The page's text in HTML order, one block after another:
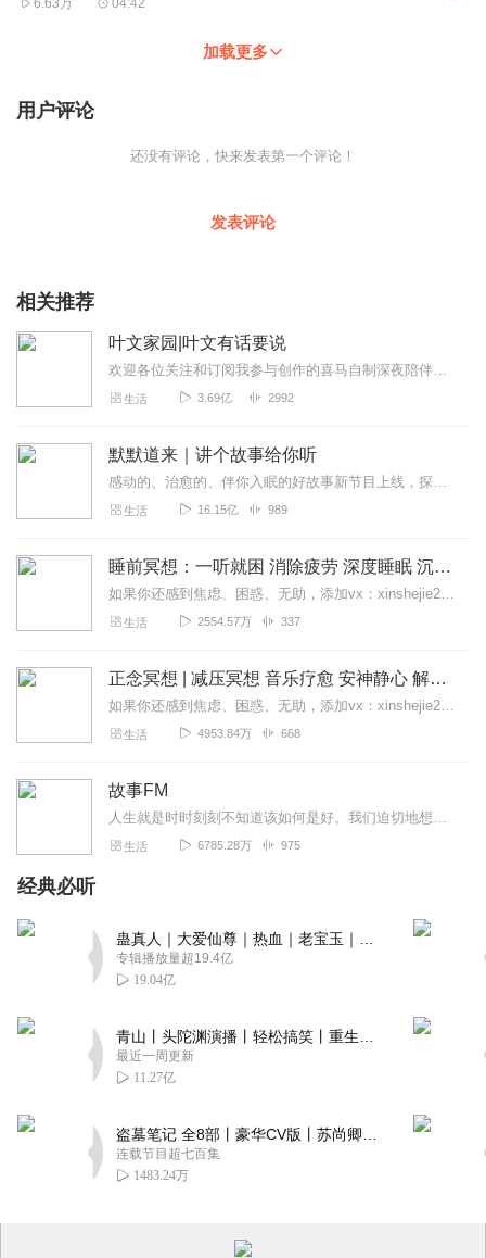
6.63万 04:42
加载更多
用户评论
还没有评论，快来发表第一个评论！
发表评论
相关推荐
叶文家园|叶文有话要说
欢迎各位关注和订阅我参与创作的喜马自制深夜陪伴谈话栏目《听你说·百态人声》【听你说·百态人声】每晚直播连线真实人间故事|叶文现场互动中|人间冷暖，抱团取暖每周...
生活 3.69亿 2992
默默道来｜讲个故事给你听
感动的、治愈的、伴你入眠的好故事新节目上线，探索现实世界的无尽魅力，追求对生活的真实记录《听见人间真相》（点击名称，直达专辑）网易人间故事集持续更新中，邀您关注...
生活 16.15亿 989
睡前冥想：一听就困 消除疲劳 深度睡眠 沉浸体验
如果你还感到焦虑、困惑、无助，添加vx：xinshejie2018、vx公众号：宣萱心伴，与主播宣萱开启心灵交流之旅，共建温暖的精神家园！如果你喜欢我的内容，请...
生活 2554.57万 337
正念冥想 | 减压冥想 音乐疗愈 安神静心 解郁降噪
如果你还感到焦虑、困惑、无助，添加vx：xinshejie2018、vx公众号：宣萱心伴，与主播宣萱开启心灵交流之旅，共建温暖的精神家园！如果你喜欢我的内容，请...
生活 4953.84万 668
故事FM
人生就是时时刻刻不知道该如何是好。我们迫切地想知道怎么解决问题，也同样挣扎着寻求理解和安慰。这样的你，并不孤独。重获新生的抑郁症病人；用一辈子摆脱原生家庭阴影的...
生活 6785.28万 975
经典必听
专辑播放量超19.4亿
19.04亿
最近一周更新
11.27亿
连载节目超七百集
1483.24万